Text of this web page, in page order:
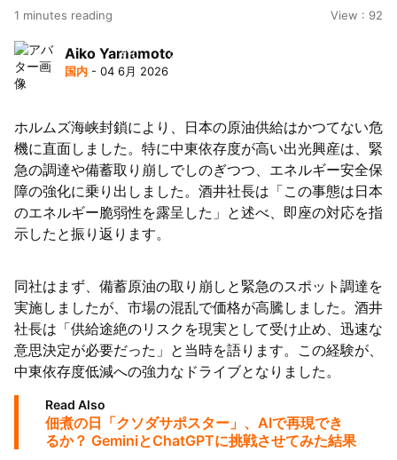
出される ギリシャ発航空機が緊急着陸
#10 2026-27プレシーズンマッチ
1 minutes reading View : 92
Aiko Yamamoto
国内 - 04 6月 2026
ホルムズ海峡封鎖により、日本の原油供給はかつてない危
機に直面しました。特に中東依存度が高い出光興産は、緊
急の調達や備蓄取り崩しでしのぎつつ、エネルギー安全保
障の強化に乗り出しました。酒井社長は「この事態は日本
のエネルギー脆弱性を露呈した」と述べ、即座の対応を指
示したと振り返ります。
同社はまず、備蓄原油の取り崩しと緊急のスポット調達を
実施しましたが、市場の混乱で価格が高騰しました。酒井
社長は「供給途絶のリスクを現実として受け止め、迅速な
意思決定が必要だった」と当時を語ります。この経験が、
中東依存度低減への強力なドライブとなりました。
Read Also
佃煮の日「クソダサポスター」、AIで再現でき
るか？ GeminiとChatGPTに挑戦させてみた結果